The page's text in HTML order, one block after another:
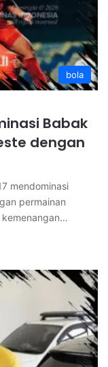
bola
Babak
dengan
mendominasi
permainan